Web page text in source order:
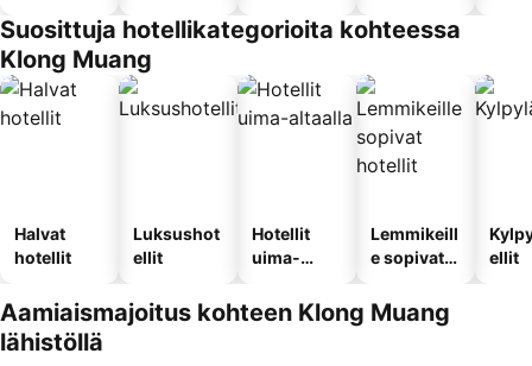
Suosittuja hotellikategorioita kohteessa
Klong Muang
Halvat
hotellit
Luksushot
ellit
Hotellit
uima-
Lemmikeill
e sopivat
ellit
Aamiaismajoitus kohteen Klong Muang
lähistöllä